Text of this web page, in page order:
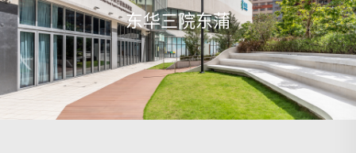
东华三院东蒲